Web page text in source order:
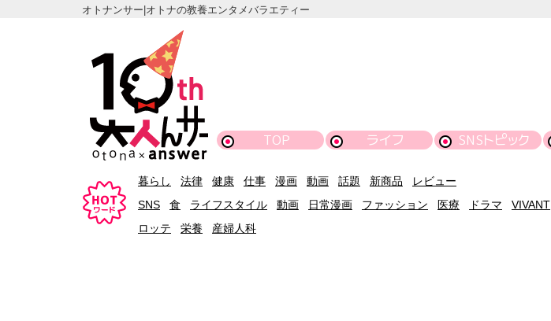
オトナンサー|オトナの教養エンタメバラエティー
TOP ライフ SNSトピック
暮らし 法律 健康 仕事 漫画 動画 話題 新商品
レビュー
SNS
食 ライフスタイル 動画 日常漫画 ファッション 医療 ドラマ VIVANT
ロッテ
栄養 産婦人科